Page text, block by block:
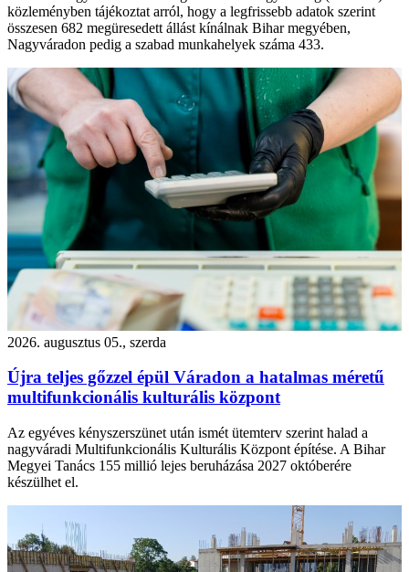
közleményben tájékoztat arról, hogy a legfrissebb adatok szerint
összesen 682 megüresedett állást kínálnak Bihar megyében,
Nagyváradon pedig a szabad munkahelyek száma 433.
2026. augusztus 05., szerda
Újra teljes gőzzel épül Váradon a hatalmas méretű
multifunkcionális kulturális központ
Az egyéves kényszerszünet után ismét ütemterv szerint halad a
nagyváradi Multifunkcionális Kulturális Központ építése. A Bihar
Megyei Tanács 155 millió lejes beruházása 2027 októberére
készülhet el.